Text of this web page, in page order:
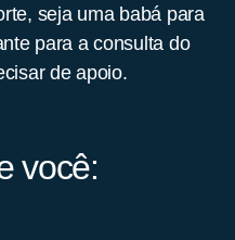
seja uma babá para
para a consulta do
de apoio.
você: